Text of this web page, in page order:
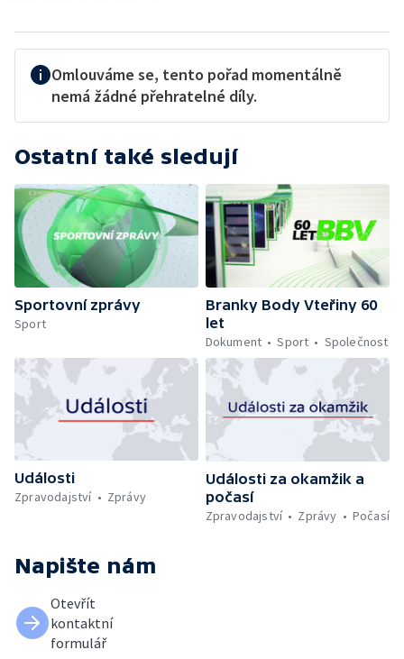
Omlouváme se, tento pořad momentálně
nemá žádné přehratelné díly.
Ostatní také sledují
Sportovní zprávy
Sport
Branky Body Vteřiny 60
let
Dokument
Sport Společnost
Události
Zpravodajství
Zprávy
Události za okamžik a
počasí
Zpravodajství
Zprávy Počasí
Napište nám
Otevřít
kontaktní
formulář